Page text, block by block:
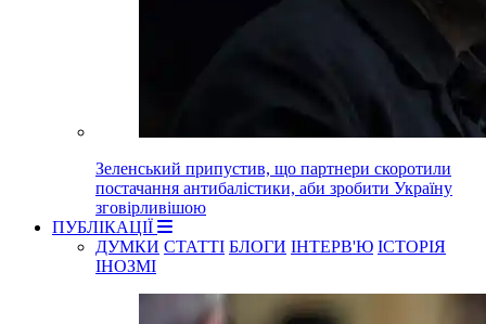
Зеленський припустив, що партнери скоротили
постачання антибалістики, аби зробити Україну
зговірливішою
ПУБЛІКАЦІЇ
ДУМКИ СТАТТІ БЛОГИ ІНТЕРВ'Ю ІСТОРІЯ
ІНОЗМІ